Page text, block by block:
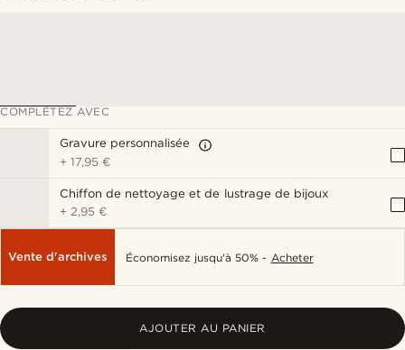
COMPLÉTEZ AVEC
Gravure personnalisée
+17,95 €
Chiffon de nettoyage et de lustrage de bijoux
+ 2,95 €
Vente d'archives Économisez jusqu'à 50% - Acheter
AJOUTER AU PANIER